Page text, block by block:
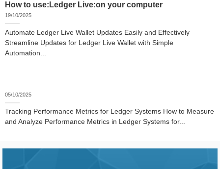
How to use:Ledger Live:on your computer
19/10/2025
Automate Ledger Live Wallet Updates Easily and Effectively
Streamline Updates for Ledger Live Wallet with Simple
Automation...
05/10/2025
Tracking Performance Metrics for Ledger Systems How to Measure
and Analyze Performance Metrics in Ledger Systems for...